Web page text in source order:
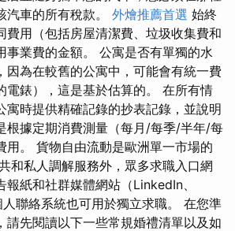
汽車的所有稅款。 外燴推薦首選 始終
費用（包括房屋清潔費、垃圾收集費和
事業費的金額。 公寓是否有單獨的水
因為在較舊的公寓中，可能會有統一費
電錶），這是基於估算的。 在所有情
寓時提供精確記錄的抄表記錄，並說明
根據定期消費測量（每月/每季/半年/每
用。 貨物自由流動是歐洲單一市場的
和私人調解服務外，眾多求職入口網
紙和社群媒體網站（LinkedIn、
聯絡系統也可用於獨立求職。 在您準
請先閱讀以下一些常規婚禮清單以及如